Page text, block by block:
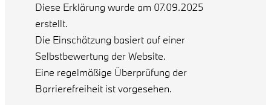
Diese Erklärung wurde am 07.09.2025
erstellt.
Die Einschätzung basiert auf einer
Selbstbewertung der Website.
Eine regelmäßige Überprüfung der
Barrierefreiheit ist vorgesehen.